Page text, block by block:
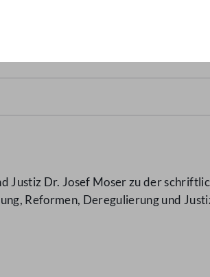
Justiz Dr. Josef Moser zu der
Reformen, Deregulierung und